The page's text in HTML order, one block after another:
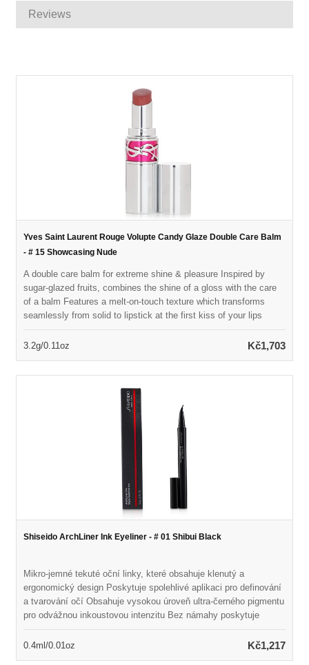
Reviews
Yves Saint Laurent Rouge Volupte Candy Glaze Double Care Balm
- # 15 Showcasing Nude
A double care balm for extreme shine & pleasure Inspired by
sugar-glazed fruits, combines the shine of a gloss with the care
of a balm Features a melt-on-touch texture which transforms
seamlessly from solid to lipstick at the first kiss of your lips
Acid, nourishing Vitamin E, soothing cold-pressed mango oil &
3.2g/0.11oz Kč1,703
Shiseido ArchLiner Ink Eyeliner - # 01 Shibui Black
Mikro-jemné tekuté oční linky, které obsahuje klenutý a
ergonomický design Poskytuje spolehlivé aplikaci pro definování
a tvarování očí Obsahuje vysokou úroveň ultra-černého pigmentu
pro odvážnou inkoustovou intenzitu Bez námahy poskytuje
nejtenčích po nejsilnější Vodní odolná vůči, odolnost proti
0.4ml/0.01oz Kč1,217